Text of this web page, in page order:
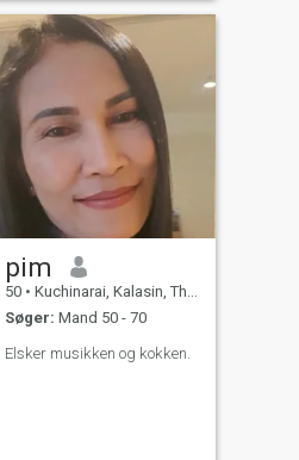
pim
50 • Kuchinarai, Kalasin, Thailand
Søger: Mand 50 - 70
Elsker musikken og kokken.